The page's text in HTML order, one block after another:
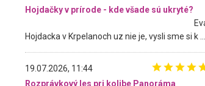
Hojdačky v prírode - kde všade sú ukryté?
19.07.2026, 11:44
Rozprávkový les pri kolibe Panoráma